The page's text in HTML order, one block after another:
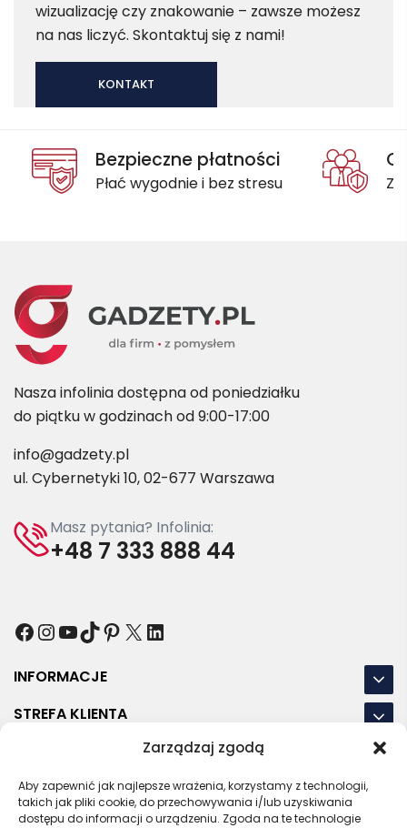
Zarządzaj zgodą
Aby zapewnić jak najlepsze wrażenia, korzystamy z technologii,
takich jak pliki cookie, do przechowywania i/lub uzyskiwania
dostępu do informacji o urządzeniu. Zgoda na te technologie
wizualizację czy znakowanie – zawsze możesz
na nas liczyć. Skontaktuj się z nami!
KONTAKT
Bezpieczne płatności
Płać wygodnie i bez stresu
Nasza infolinia dostępna od poniedziałku
do piątku w godzinach od 9:00-17:00
info@gadzety.pl
ul. Cybernetyki 10, 02-677 Warszawa
Masz pytania? Infolinia:
+48 7 333 888 44
Facebook
Instagram
YouTube
TikTok
Pinterest
X LinkedIn
INFORMACJE
STREFA KLIENTA
NASZE LOKALIZACJE
OSTATNIE POSTY